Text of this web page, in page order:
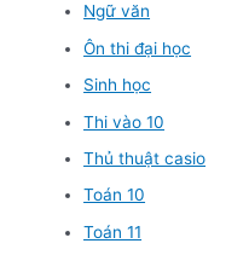
Ngữ văn
Ôn thi đại học
Sinh học
Thi vào 10
Thủ thuật casio
Toán 10
Toán 11